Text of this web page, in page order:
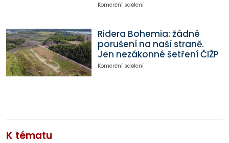
Komerční sdělení
Ridera Bohemia: žádné
porušení na naší straně.
Jen nezákonné šetření ČIŽP
Komerční sdělení
K tématu